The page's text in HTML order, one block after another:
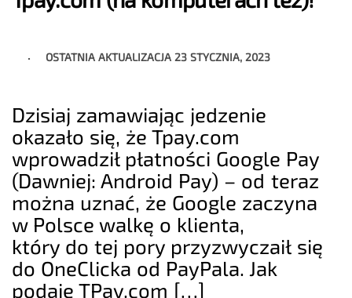
OSTATNIA AKTUALIZACJA 23 STYCZNIA, 2023
Dzisiaj zamawiając jedzenie
okazało się, że Tpay.com
wprowadził płatności Google Pay
(Dawniej: Android Pay) – od teraz
można uznać, że Google zaczyna
w Polsce walkę o klienta,
który do tej pory przyzwyczaił się
do OneClicka od PayPala. Jak
podaje TPay.com […]